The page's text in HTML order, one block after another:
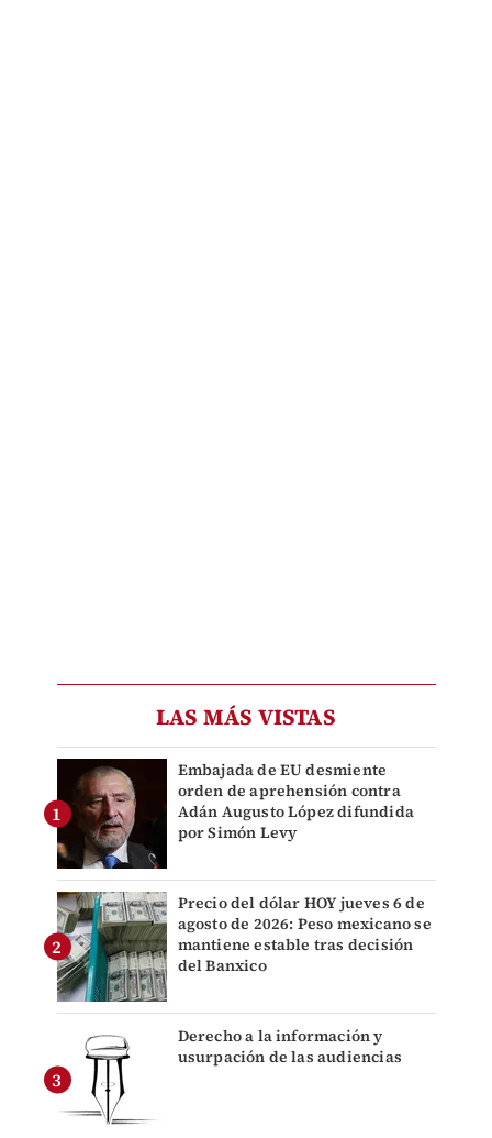
LAS MÁS VISTAS
Embajada de EU desmiente
orden de aprehensión contra
Adán Augusto López difundida
por Simón Levy
Precio del dólar HOY jueves 6 de
agosto de 2026: Peso mexicano se
mantiene estable tras decisión
del Banxico
Derecho a la información y
usurpación de las audiencias